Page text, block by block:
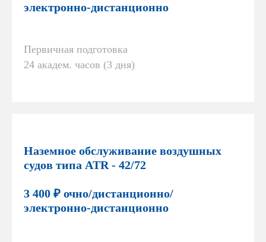
электронно-дистанционно
Первичная подготовка
24 академ. часов (3 дня)
Наземное обслуживание воздушных
судов типа ATR - 42/72
3 400 ₽ очно/дистанционно/
электронно-дистанционно